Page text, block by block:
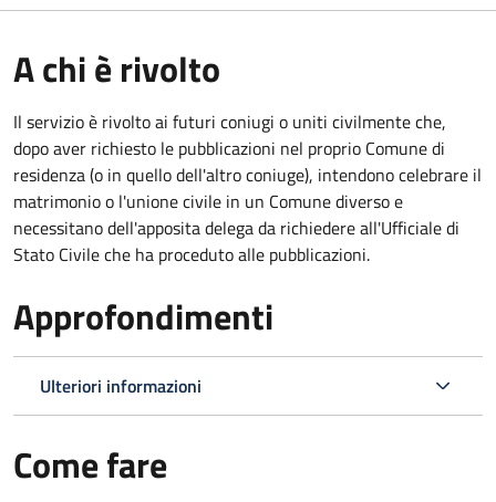
A chi è rivolto
Il servizio è rivolto ai futuri coniugi o uniti civilmente che,
dopo aver richiesto le pubblicazioni nel proprio Comune di
residenza (o in quello dell'altro coniuge), intendono celebrare il
matrimonio o l'unione civile in un Comune diverso e
necessitano dell'apposita delega da richiedere all'Ufficiale di
Stato Civile che ha proceduto alle pubblicazioni.
Approfondimenti
Ulteriori informazioni
Come fare